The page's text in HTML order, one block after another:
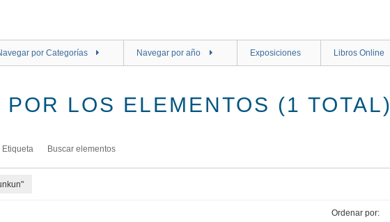
por Categorías Navegar por año Exposiciones Libros Online
POR LOS ELEMENTOS (1 TOTAL)
Etiqueta Buscar elementos
Ordenar por: